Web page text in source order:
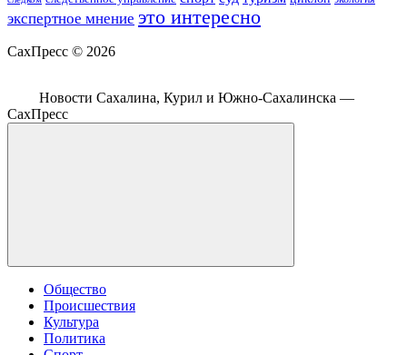
экспертное мнение это интересно
СахПресс © 2026
Новости Сахалина, Курил и Южно-Сахалинска —
СахПресс
Общество
Происшествия
Культура
Политика